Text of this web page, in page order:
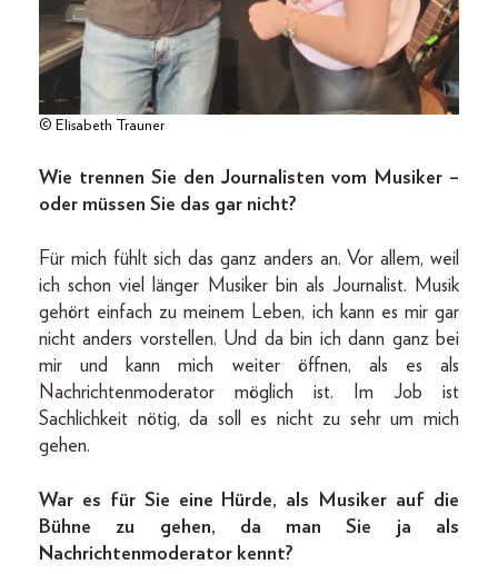
© Elisabeth Trauner
Wie trennen Sie den Journalisten vom Musiker –
oder müssen Sie das gar nicht?
Für mich fühlt sich das ganz anders an. Vor allem, weil
ich schon viel länger Musiker bin als Journalist. Musik
gehört einfach zu meinem Leben, ich kann es mir gar
nicht anders vorstellen. Und da bin ich dann ganz bei
mir und kann mich weiter öffnen, als es als
Nachrichtenmoderator möglich ist. Im Job ist
Sachlichkeit nötig, da soll es nicht zu sehr um mich
gehen.
War es für Sie eine Hürde, als Musiker auf die
Bühne zu gehen, da man Sie ja als
Nachrichtenmoderator kennt?